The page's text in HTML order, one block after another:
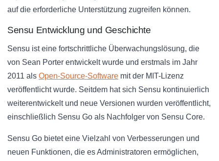
auf die erforderliche Unterstützung zugreifen können.
Sensu Entwicklung und Geschichte
Sensu ist eine fortschrittliche Überwachungslösung, die
von Sean Porter entwickelt wurde und erstmals im Jahr
2011 als Open-Source-Software mit der MIT-Lizenz
veröffentlicht wurde. Seitdem hat sich Sensu kontinuierlich
weiterentwickelt und neue Versionen wurden veröffentlicht,
einschließlich Sensu Go als Nachfolger von Sensu Core.
Sensu Go bietet eine Vielzahl von Verbesserungen und
neuen Funktionen, die es Administratoren ermöglichen,